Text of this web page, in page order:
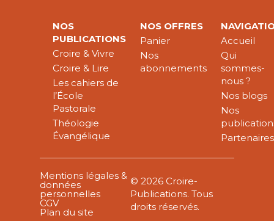
NOS
PUBLICATIONS
Croire & Vivre
Croire & Lire
Les cahiers de
l’École
Pastorale
Théologie
Évangélique
NOS OFFRES
Panier
Nos
abonnements
Accueil
Qui
sommes-
nous ?
Nos blogs
Nos
Partenaires
Mentions légales &
données
personnelles
CGV
Plan du site
© 2026 Croire-
Publications. Tous
droits réservés.